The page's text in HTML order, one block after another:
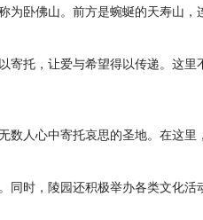
卧佛山。前方是蜿蜒的天寿山
托，让爱与希望得以传递。这
人心中寄托哀思的圣地。在这
时，陵园还积极举办各类文化